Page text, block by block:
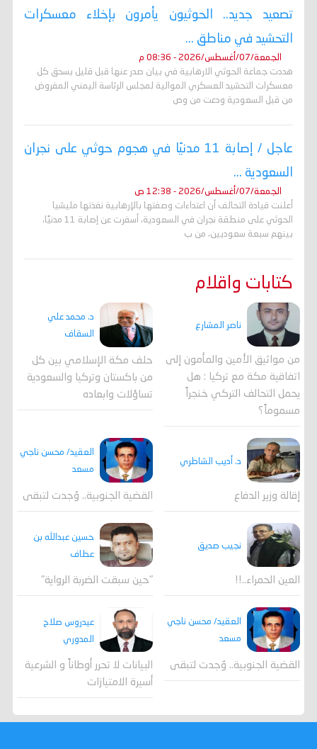
تصعيد جديد.. الحوثيون يأمرون بإخلاء معسكرات
التحشيد في مناطق ...
الجمعة/07/أغسطس/2026 - 08:36 م
هددت جماعة الحوثي الارهابية في بيان صدر عنها قبل قليل بسحق كل
معسكرات التحشيد العسكري الموالية لمجلس الرئاسة اليمني المفروض
من قبل السعودية ودعت من وص
عاجل / إصابة 11 مدنيًا في هجوم حوثي على نجران
السعودية ...
الجمعة/07/أغسطس/2026 - 12:38 ص
أعلنت قيادة التحالف أن اعتداءات وصفتها بالإرهابية نفذتها مليشيا
الحوثي على منطقة نجران في السعودية، أسفرت عن إصابة 11 مدنيًا،
بينهم سبعة سعوديين، من ب
كتابات واقلام
ناصر المشارع
من مواثيق الأمين والمأمون إلى
اتفاقية مكة مع تركيا : هل
يحمل التحالف التركي خنجراً
مسموماً؟
د. محمد علي
السقاف
حلف مكة الإسلامي بين كل
من باكستان وتركيا والسعودية
تساؤلات وابعاده
د. أديب الشاطري
إقالة وزير الدفاع
العقيد/ محسن ناجي
مسعد
القضية الجنوبية.. وُجدت لتبقى
نجيب صديق
العين الحمراء..!!
حسين عبدالله بن
عطاف
"حين سبقت الضربة الرواية"
العقيد/ محسن ناجي
مسعد
القضية الجنوبية.. وُجدت لتبقى
عيدروس صلاح
المدوري
البيانات لا تحرر أوطاناً و الشرعية
أسيرة الامتيازات